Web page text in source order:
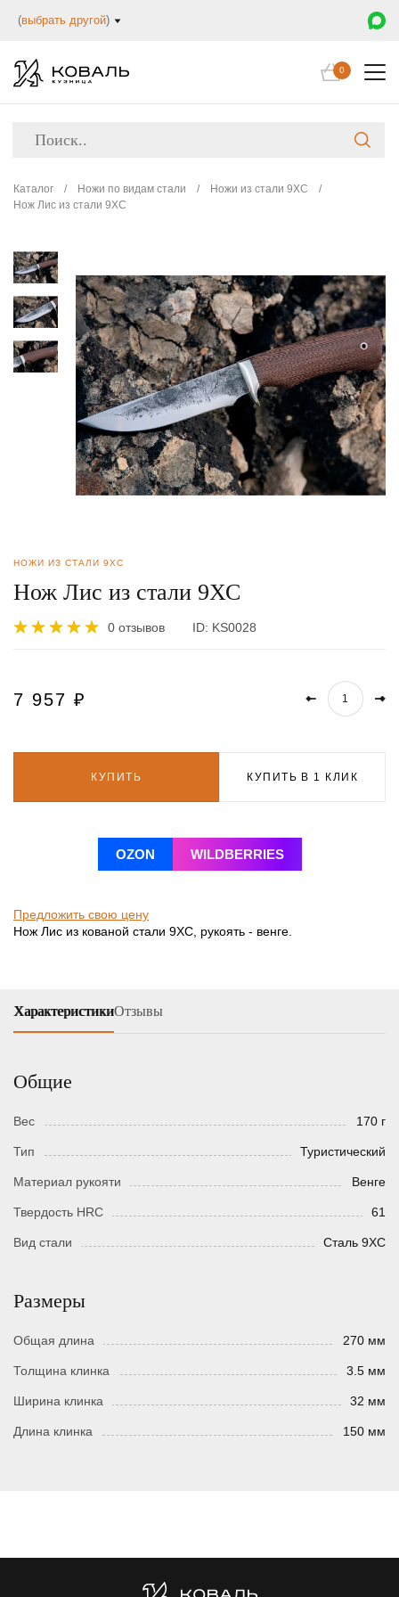
(выбрать другой)
0
Каталог / Ножи по видам стали / Ножи из стали 9ХС
/
Нож Лис из стали 9ХС
НОЖИ ИЗ СТАЛИ 9ХС
Нож Лис из стали 9ХС
0 отзывов ID: KS0028
7 957 ₽
КУПИТЬ КУПИТЬ В 1 КЛИК
OZON WILDBERRIES
Предложить свою цену
Нож Лис из кованой стали 9ХС, рукоять - венге.
ХарактеристикиОтзывы
Общие
Вес 170 г
Тип Туристический
Материал рукояти Венге
Твердость HRC 61
Вид стали Сталь 9ХС
Размеры
Общая длина 270 мм
Толщина клинка 3.5 мм
Ширина клинка 32 мм
Длина клинка 150 мм